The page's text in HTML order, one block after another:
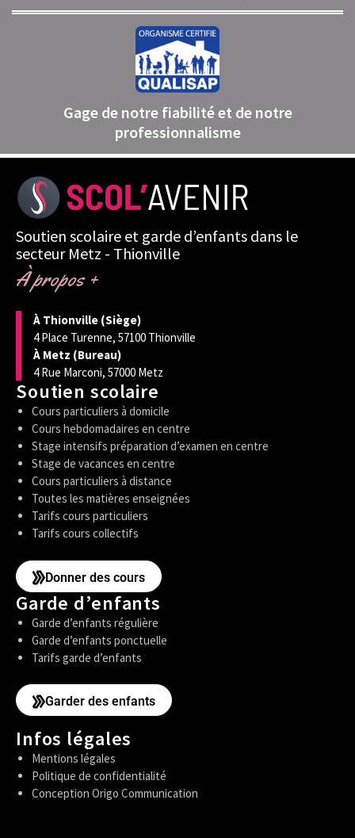
Gage de notre fiabilité et de notre
professionnalisme
Soutien scolaire et garde d’enfants dans le
secteur Metz - Thionville
À propos +
À Thionville (Siège)
4 Place Turenne, 57100 Thionville
À Metz (Bureau)
4 Rue Marconi, 57000 Metz
Soutien scolaire
Cours particuliers à domicile
Cours hebdomadaires en centre
Stage intensifs préparation d’examen en centre
Stage de vacances en centre
Cours particuliers à distance
Toutes les matières enseignées
Tarifs cours particuliers
Tarifs cours collectifs
Donner des cours
Garde d’enfants
Garde d’enfants régulière
Garde d’enfants ponctuelle
Tarifs garde d’enfants
Garder des enfants
Infos légales
Mentions légales
Politique de confidentialité
Conception Origo Communication